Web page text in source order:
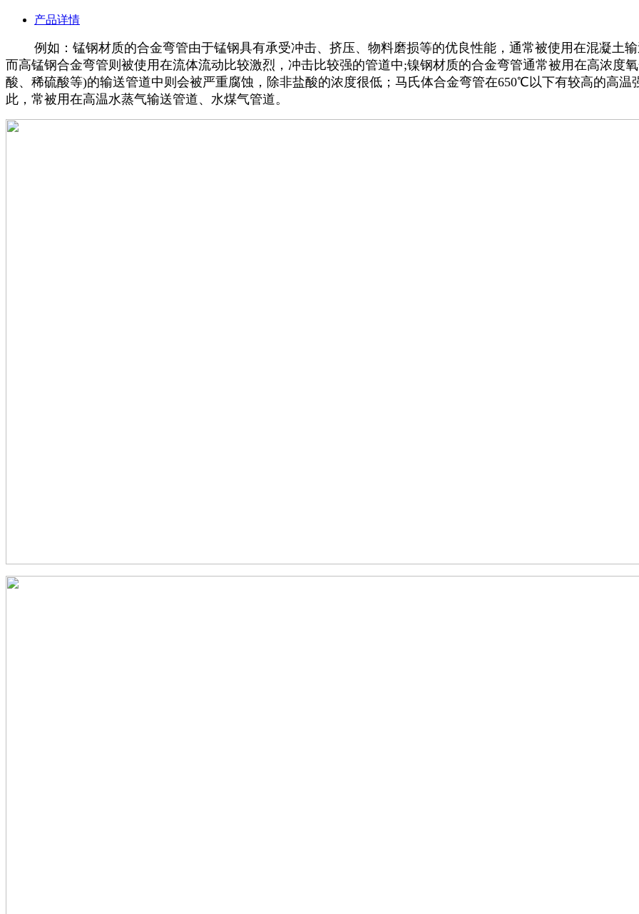
产品详情
例如：锰钢材质的合金弯管由于锰钢具有承受冲击、挤压、物料磨损等的优良性能，通常被使用在混凝土
而高锰钢合金弯管则被使用在流体流动比较激烈，冲击比较强的管道中;镍钢材质的合金弯管通常被用在高浓度
酸、稀硫酸等)的输送管道中则会被严重腐蚀，除非盐酸的浓度很低；马氏体合金弯管在650℃以下有较高的高
此，常被用在高温水蒸气输送管道、水煤气管道。